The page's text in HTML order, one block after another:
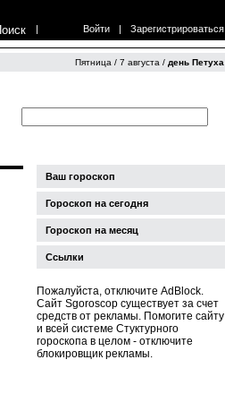
| Войти | Зарегистрироваться
Пятница / 7 августа / день Петуха
Ваш гороскоп
Гороскоп на сегодня
Гороскоп на месяц
Ссылки
Пожалуйста, отключите AdBlock.
Сайт Sgoroscop существует за счет
средств от рекламы. Помогите сайту
и всей системе Стуктурного
гороскопа в целом - отключите
блокировщик рекламы.